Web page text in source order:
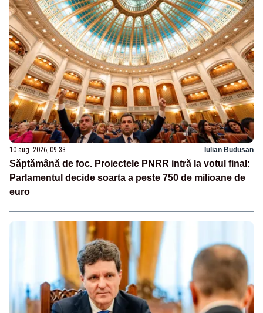
10 aug. 2026, 09:33 Iulian Budusan
Săptămână de foc. Proiectele PNRR intră la votul final:
Parlamentul decide soarta a peste 750 de milioane de
euro